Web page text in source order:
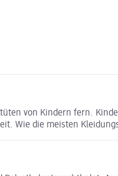
von Kindern fern.
Wie die meisten